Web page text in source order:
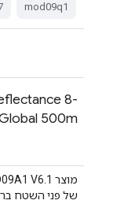
mod09q1
8-
500m